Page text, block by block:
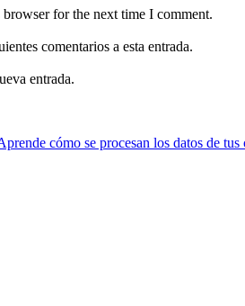
for the next time I comment.
comentarios a esta entrada.
entrada.
cómo se procesan los datos de tus